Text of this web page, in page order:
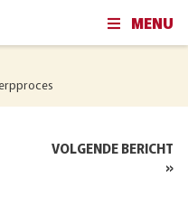
MENU
VOLGENDE BERICHT
»